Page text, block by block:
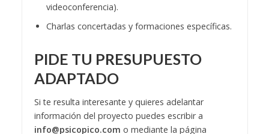
videoconferencia).
Charlas concertadas y formaciones específicas.
PIDE TU PRESUPUESTO
ADAPTADO
Si te resulta interesante y quieres adelantar
información del proyecto puedes escribir a
info@psicopico.com o mediante la página